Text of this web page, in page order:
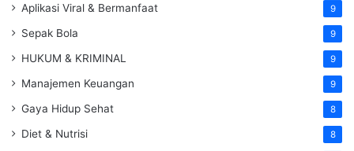
Aplikasi Viral & Bermanfaat 9
Sepak Bola 9
HUKUM & KRIMINAL 9
Manajemen Keuangan 9
Gaya Hidup Sehat 8
Diet & Nutrisi 8